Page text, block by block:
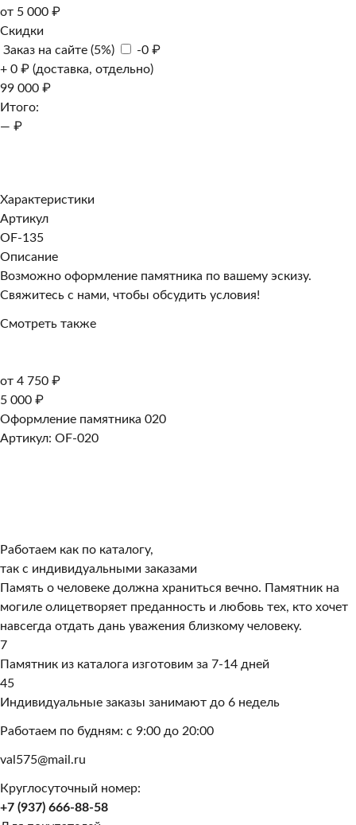
от 5 000 ₽
Скидки
Заказ на сайте (5%)
-0 ₽
+ 0 ₽ (доставка, отдельно)
99 000 ₽
Итого:
— ₽
Характеристики
Артикул
OF-135
Описание
Возможно оформление памятника по вашему эскизу.
Свяжитесь с нами, чтобы обсудить условия!
Смотреть также
от 4 750 ₽
5 000 ₽
Оформление памятника 020
Артикул: OF-020
Работаем как по каталогу,
так с индивидуальными заказами
Память о человеке должна храниться вечно. Памятник на
могиле олицетворяет преданность и любовь тех, кто хочет
навсегда отдать дань уважения близкому человеку.
7
Памятник из каталога изготовим за 7-14 дней
45
Индивидуальные заказы занимают до 6 недель
Работаем по будням: с 9:00 до 20:00
val575@mail.ru
Круглосуточный номер:
+7 (937) 666-88-58